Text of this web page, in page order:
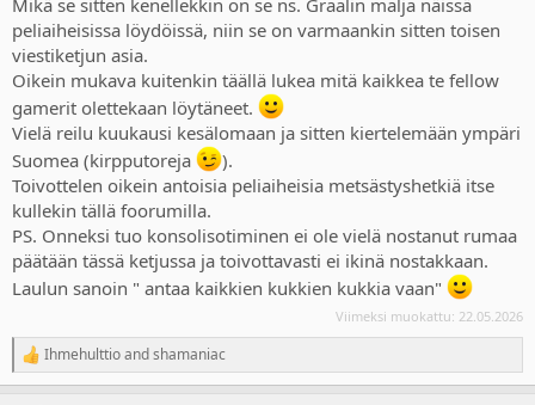
toimistotuolilla tietä alaspäin ja väistellään sekä potkitaan esteitä.
Lisäksi tuota ohjataan move kapulalla joten se saattaa olla ihan
hauska tai sitten aivan paska, mutta tuolla hinnalla oli pakko
kokeilla kun olin siitä joskus pari videota nähnyt.
Red deadin kohdalla mietein hetken, että oliko fyysisellä versiolla
ilmainen päivitys switch 2 versioon, mutta sitten huomasin, että
tuossa tuleekin vain latauskoodi joten sen uskalsi turvallisesti ostaa
sillä switch 2 versiossa on tuki sille joy-conien hiiri moodille joka oli
mulle se syy miksi halusin tuon ps5 version sijasta.
Näytä liitetiedosto 21219
kun Cyberpunk floppasi ennen uutta nousuaan.
peliaiheisissa löydöissä, niin se on varmaankin sitten toisen
viestiketjun asia.
Oikein mukava kuitenkin täällä lukea mitä kaikkea te fellow
gamerit olettekaan löytäneet.
Vielä reilu kuukausi kesälomaan ja sitten kiertelemään ympäri
Suomea (kirpputoreja
).
Toivottelen oikein antoisia peliaiheisia metsästyshetkiä itse
kullekin tällä foorumilla.
PS. Onneksi tuo konsolisotiminen ei ole vielä nostanut rumaa
päätään tässä ketjussa ja toivottavasti ei ikinä nostakkaan.
Laulun sanoin " antaa kaikkien kukkien kukkia vaan"
Viimeksi muokattu: 22.05.2026
R
e
Ihmehulttioandshamaniac